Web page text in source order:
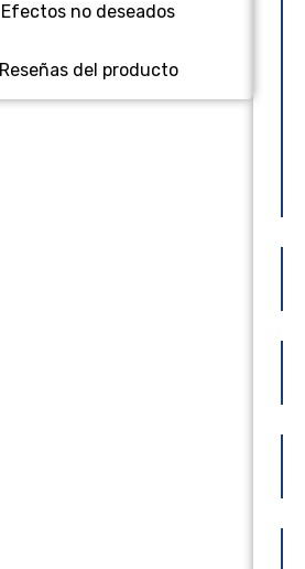
Efectos no deseados
Reseñas del producto